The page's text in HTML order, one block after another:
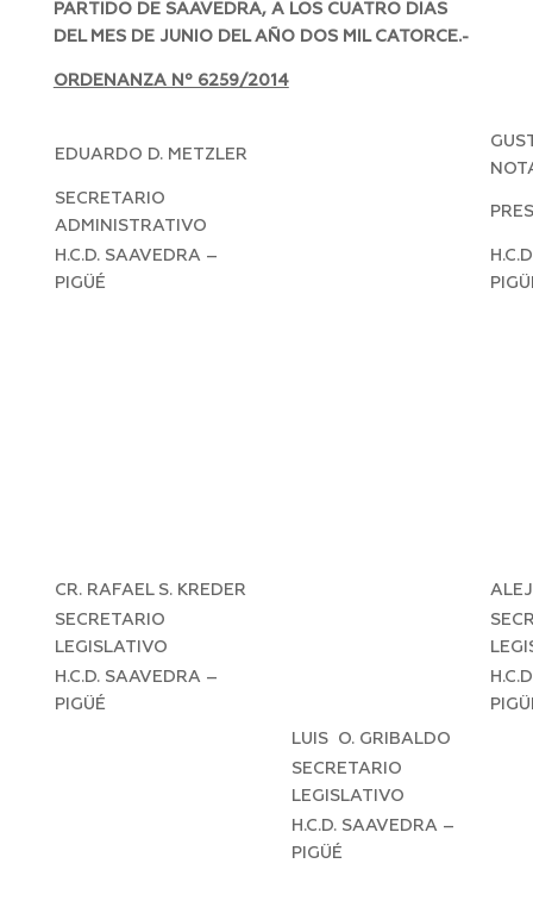
PARTIDO DE SAAVEDRA, A LOS CUATRO DIAS
DEL MES DE JUNIO DEL AÑO DOS MIL CATORCE.-
ORDENANZA Nº 6259/2014
EDUARDO D. METZLER
SECRETARIO
ADMINISTRATIVO
H.C.D. SAAVEDRA –
PIGÜÉ
CR. RAFAEL S. KREDER
SECRETARIO
LEGISLATIVO
H.C.D. SAAVEDRA –
PIGÜÉ
LUIS O. GRIBALDO
SECRETARIO
LEGISLATIVO
H.C.D. SAAVEDRA –
PIGÜÉ